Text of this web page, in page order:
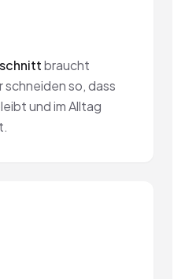
braucht
schneiden so, dass
und im Alltag